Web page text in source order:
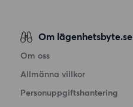
Om lägenhetsbyte.se
Om oss
Allmänna villkor
Personuppgiftshantering